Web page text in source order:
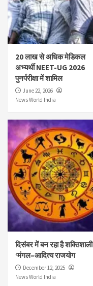
20 लाख से अधिक मेडिकल
अभ्यर्थी NEET-UG 2026
पुनर्परीक्षा में शामिल
June 22, 2026
News World India
दिसंबर में बन रहा है शक्तिशाली
‘मंगल–आदित्य राजयोग
December 12, 2025
News World India